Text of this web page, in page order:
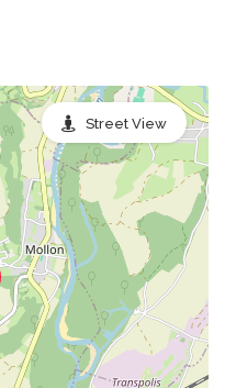
Street View